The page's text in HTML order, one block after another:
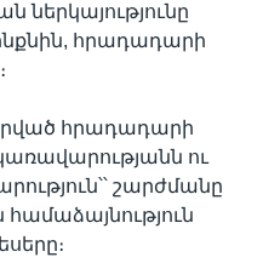
ներկայությունը
հրադադարի
հրադադարի
ու
շարժմանը